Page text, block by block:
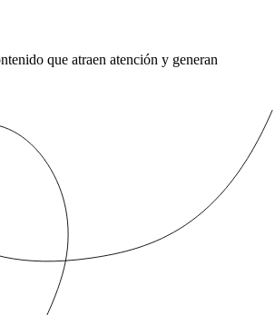
que atraen atención y generan